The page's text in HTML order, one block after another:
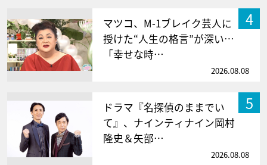
4
マツコ、M-1ブレイク芸人に
授けた“人生の格言”が深い…
「幸せな時…
2026.08.08
5
ドラマ『名探偵のままでい
て』、ナインティナイン岡村
隆史＆矢部…
2026.08.08